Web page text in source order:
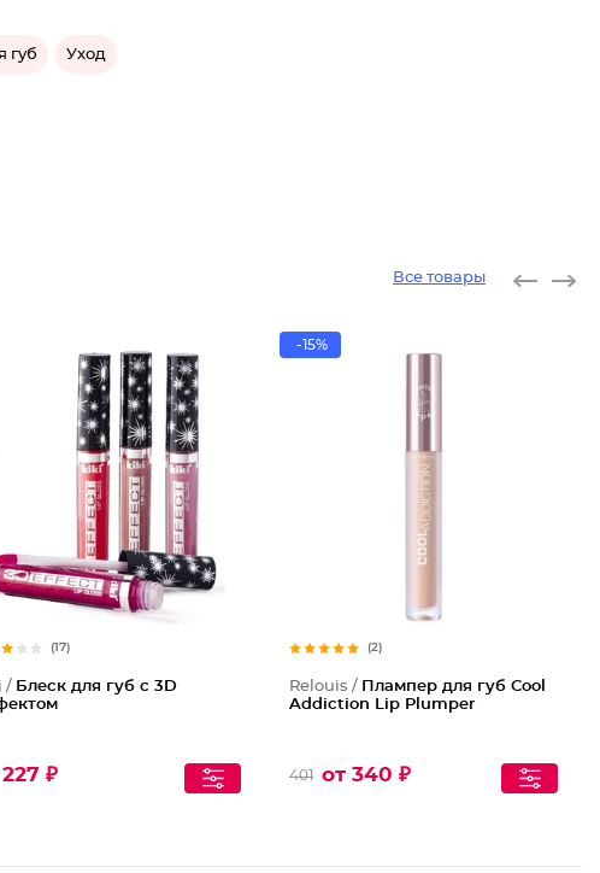
губ Уход
Все товары
(17)
/ Блеск для губ с 3D
₽
-15%
(2)
Relouis / Плампер для губ Cool
Addiction Lip Plumper
401 от 340 ₽